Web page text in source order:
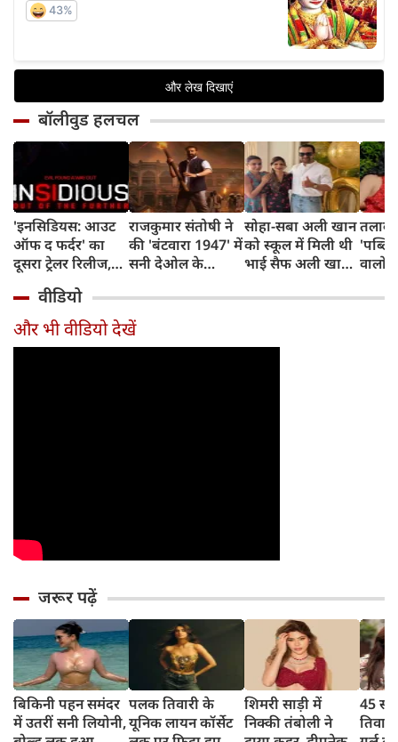
बॉलीवुड हलचल
'इनसिडियस: आउट
ऑफ द फर्दर' का
दूसरा ट्रेलर रिलीज,
डरावना चैप्टर लेकर
लौट रही हॉरर
फ्रैंचाइजी
राजकुमार संतोषी ने
की 'बंटवारा 1947' में
सनी देओल के
सुपरहीरोज़ से तुलना,
कही यह बात
सोहा-सबा अली खान
को स्कूल में मिली थी
भाई सैफ अली खान
शादी की खबर,
वालों
वीडियो
और भी वीडियो देखें
जरूर पढ़ें
बिकिनी पहन समंदर
में उतरीं सनी लियोनी,
पलक तिवारी के
यूनिक लायन कॉर्सेट
शिमरी साड़ी में
निक्की तंबोली ने
45